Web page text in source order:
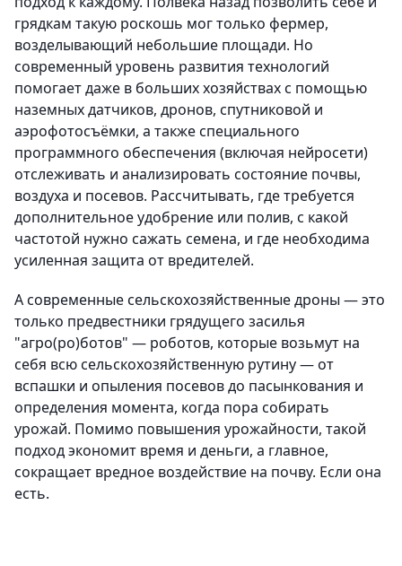
грядкам такую роскошь мог только фермер,
возделывающий небольшие площади. Но
современный уровень развития технологий
помогает даже в больших хозяйствах с помощью
наземных датчиков, дронов, спутниковой и
аэрофотосъёмки, а также специального
программного обеспечения (включая нейросети)
отслеживать и анализировать состояние почвы,
воздуха и посевов. Рассчитывать, где требуется
дополнительное удобрение или полив, с какой
частотой нужно сажать семена, и где необходима
усиленная защита от вредителей.
А современные сельскохозяйственные дроны — это
только предвестники грядущего засилья
"агро(ро)ботов" — роботов, которые возьмут на
себя всю сельскохозяйственную рутину — от
вспашки и опыления посевов до пасынкования и
определения момента, когда пора собирать
урожай. Помимо повышения урожайности, такой
подход экономит время и деньги, а главное,
сокращает вредное воздействие на почву. Если она
есть.